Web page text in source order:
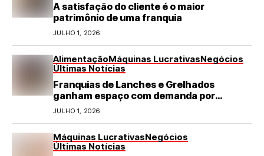
A satisfação do cliente é o maior
patrimônio de uma franquia
JULHO 1, 2026
AlimentaçãoMáquinas LucrativasNegócios
Últimas Notícias
Franquias de Lanches e Grelhados
ganham espaço com demanda por
refeições rápidas e de qualidade
JULHO 1, 2026
Máquinas LucrativasNegócios
Últimas Notícias